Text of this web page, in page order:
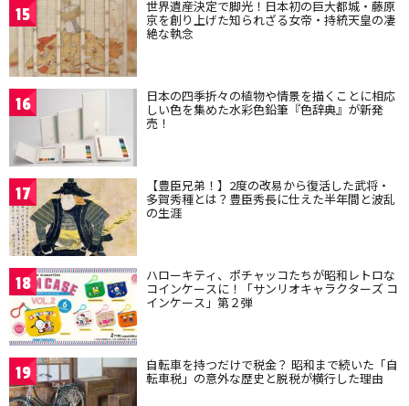
15 世界遺産決定で脚光！日本初の巨大都城・藤原
京を創り上げた知られざる女帝・持統天皇の凄
絶な執念
16 日本の四季折々の植物や情景を描くことに相応
しい色を集めた水彩色鉛筆『色辞典』が新発
売！
17 【豊臣兄弟！】2度の改易から復活した武将・
多賀秀種とは？豊臣秀長に仕えた半年間と波乱
の生涯
18 ハローキティ、ポチャッコたちが昭和レトロな
コインケースに！「サンリオキャラクターズ コ
インケース」第２弾
19 自転車を持つだけで税金？ 昭和まで続いた「自
転車税」の意外な歴史と脱税が横行した理由